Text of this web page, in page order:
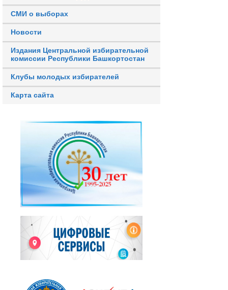
СМИ о выборах
Новости
Издания Центральной избирательной
комиссии Республики Башкортостан
Клубы молодых избирателей
Карта сайта